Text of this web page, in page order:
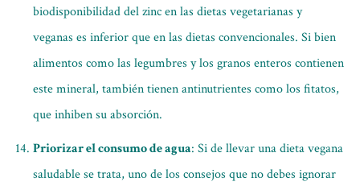
biodisponibilidad del zinc en las dietas vegetarianas y
veganas es inferior que en las dietas convencionales. Si bien
alimentos como las legumbres y los granos enteros contienen
este mineral, también tienen antinutrientes como los fitatos,
que inhiben su absorción.
Priorizar el consumo de agua: Si de llevar una dieta vegana
saludable se trata, uno de los consejos que no debes ignorar